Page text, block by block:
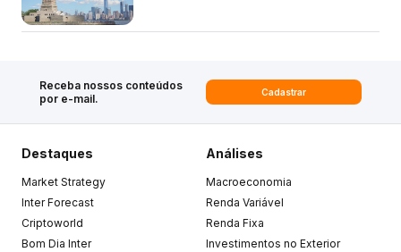
Receba nossos conteúdos
por e-mail.
Cadastrar
Destaques
Market Strategy
Inter Forecast
Criptoworld
Bom Dia Inter
Análises
Macroeconomia
Renda Variável
Renda Fixa
Investimentos no Exterior